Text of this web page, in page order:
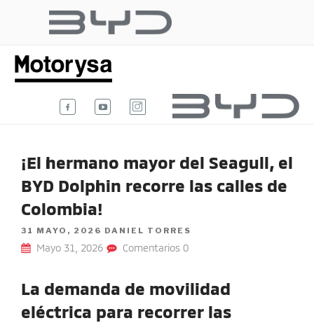
COLOMBIA
¡El hermano mayor del Seagull, el
BYD Dolphin recorre las calles de
Colombia!
POSTED
ON
31 MAYO, 2026 DANIEL TORRES
Mayo 31, 2026 Comentarios 0
La demanda de movilidad
eléctrica para recorrer las